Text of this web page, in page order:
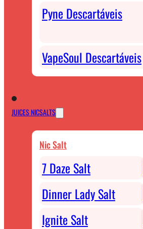
Pyne Descartáveis
VapeSoul Descartáveis
JUICES NICSALTS
Nic Salt
7 Daze Salt
Dinner Lady Salt
Ignite Salt